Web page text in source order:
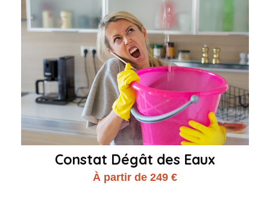
Constat Dégât des Eaux
À partir de 249 €